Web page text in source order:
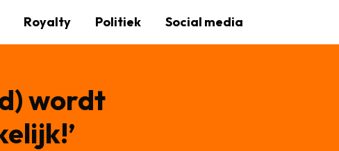
Royalty Politiek Social media
wordt